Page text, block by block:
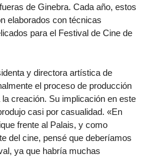
de Ginebra. Cada año, estos
elaborados con técnicas
para el Festival de Cine de
y directora artística de
el proceso de producción
creación. Su implicación en este
casi por casualidad. «En
frente al Palais, y como
del cine, pensé que deberíamos
ya que habría muchas